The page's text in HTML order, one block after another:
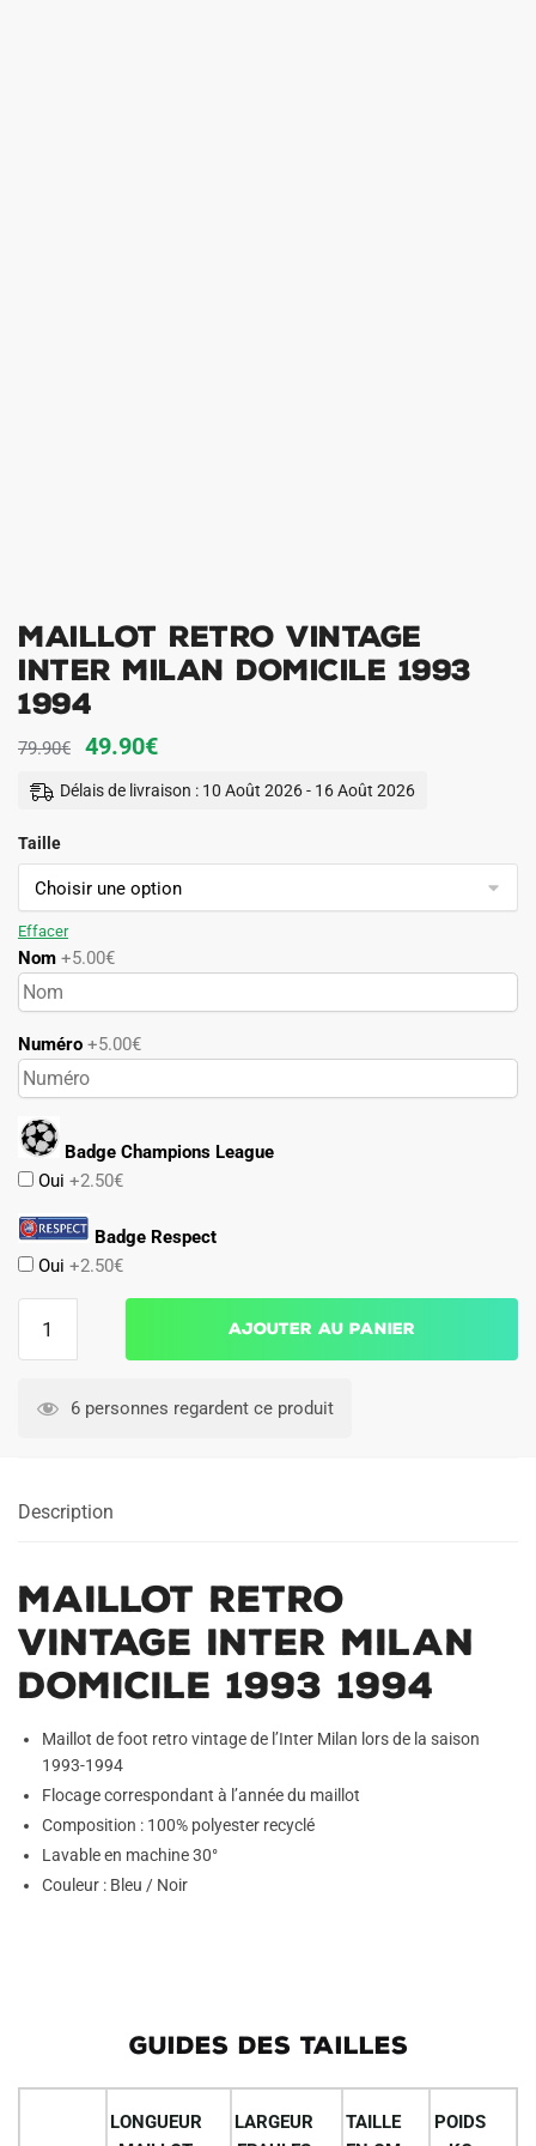
Maillot Retro Vintage
Inter Milan Domicile 1993
1994
79.90€
Le
prix
79.90€.
49.90€Le
prix
49.90€.
Délais de livraison : 10 Août 2026 - 16 Août 2026
Taille
Effacer
Nom +5.00€
Numéro +5.00€
Badge Champions League
Oui +2.50€
Badge Respect
Oui +2.50€
Domicile
Ajouter au panier
6 personnes regardent ce produit
Description
Maillot Retro
Vintage Inter Milan
Domicile 1993 1994
Maillot de foot retro vintage de l’Inter Milan lors de la saison
1993-1994
Flocage correspondant à l’année du maillot
Composition : 100% polyester recyclé
Lavable en machine 30°
Couleur : Bleu / Noir
GUIDES DES TAILLES
LONGUEUR
LARGEUR
TAILLE
POIDS